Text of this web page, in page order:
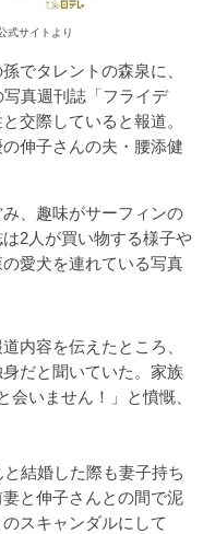
式サイトより
でタレントの森泉に、
真週刊誌「フライデ
交際していると報道。
伸子さんの夫・腰添健
、趣味がサーフィンの
2人が買い物する様子や
愛犬を連れている写真
内容を伝えたところ、
だと聞いていた。家族
いません！」と憤慨、
結婚した際も妻子持ち
と伸子さんとの間で泥
スキャンダルにして